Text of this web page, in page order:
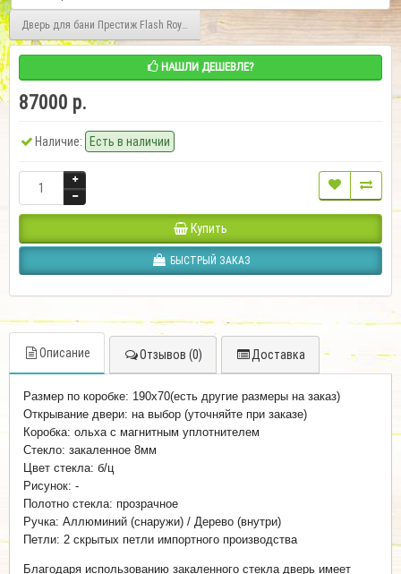
Дверь для бани Престиж Flash Royal Сатин коробка 190х70
НАШЛИ ДЕШЕВЛЕ?
87000 р.
Наличие: Есть в наличии
Купить
БЫСТРЫЙ ЗАКАЗ
Описание Отзывов (0) Доставка
Размер по коробке: 190x70(есть другие размеры на заказ)
Открывание двери: на выбор (уточняйте при заказе)
Коробка: ольха с магнитным уплотнителем
Стекло: закаленное 8мм
Цвет стекла: б/ц
Рисунок: -
Полотно стекла: прозрачное
Ручка: Аллюминий (снаружи) / Дерево (внутри)
Петли: 2 скрытых петли импортного производства
Благодаря использованию закаленного стекла дверь имеет